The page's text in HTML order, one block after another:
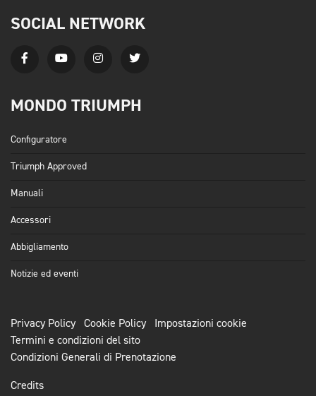
SOCIAL NETWORK
MONDO TRIUMPH
Configuratore
Triumph Approved
Manuali
Accessori
Abbigliamento
Notizie ed eventi
Privacy Policy Cookie Policy
Impostazioni cookie
Termini e condizioni del sito
Condizioni Generali di Prenotazione
Credits